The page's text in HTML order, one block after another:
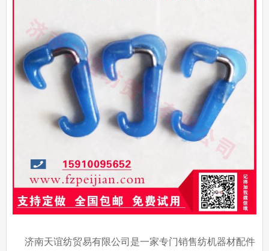
济南天谊纺贸易有限公司是一家专门销售纺机器材配件